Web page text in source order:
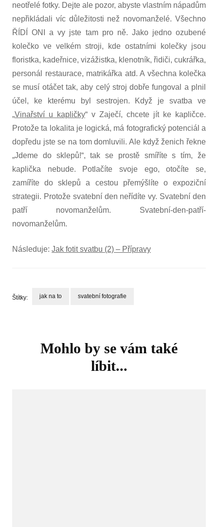
neotřelé fotky. Dejte ale pozor, abyste vlastním nápadům
nepřikládali víc důležitosti než novomanželé. Všechno
ŘÍDÍ ONI a vy jste tam pro ně. Jako jedno ozubené
kolečko ve velkém stroji, kde ostatními kolečky jsou
floristka, kadeřnice, vizážistka, klenotník, řidiči, cukrářka,
personál restaurace, matrikářka atd. A všechna kolečka
se musí otáčet tak, aby celý stroj dobře fungoval a plnil
účel, ke kterému byl sestrojen. Když je svatba ve
„Vinařství u kapličky“ v Zaječí, chcete jít ke kapličce.
Protože ta lokalita je logická, má fotografický potenciál a
dopředu jste se na tom domluvili. Ale když ženich řekne
„Jdeme do sklepů!“, tak se prostě smíříte s tím, že
kaplička nebude. Potlačíte svoje ego, otočíte se,
zamíříte do sklepů a cestou přemýšlíte o expoziční
strategii. Protože svatební den neřídíte vy. Svatební den
patří novomanželům. Svatební-den-patří-
novomanželům.
Následuje: Jak fotit svatbu (2) – Přípravy
Štítky: jak na to svatební fotografie
Mohlo by se vám také
líbit...